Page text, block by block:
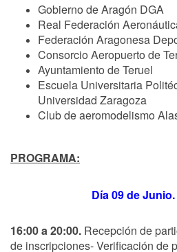
Gobierno de Aragón DGA
Real Federación
Federación Aragonesa
Consorcio Aeropuerto de
Ayuntamiento de Teruel
Escuela Universitaria
Universidad Zaragoza
Club de aeromodelismo
PROGRAMA:
Día 09 de
16:00 a 20:00. Recepción de
de inscripciones- Verificación de